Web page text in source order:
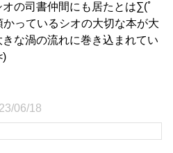
の司書仲間にも居たとは∑(ﾟ
かっているシオの大切な本が大
な渦の流れに巻き込まれてい
06/18